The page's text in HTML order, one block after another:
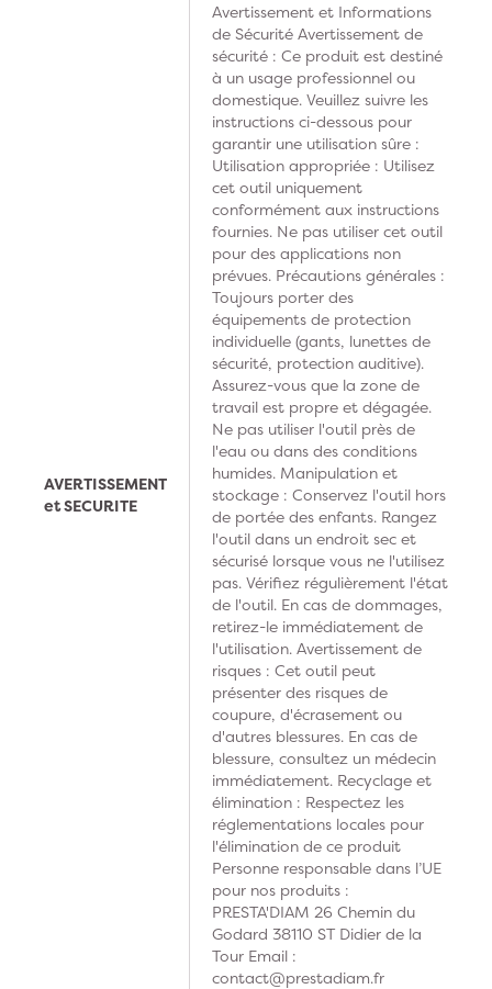
AVERTISSEMENT
et SECURITE
Avertissement et Informations
de Sécurité Avertissement de
sécurité : Ce produit est destiné
à un usage professionnel ou
domestique. Veuillez suivre les
instructions ci-dessous pour
garantir une utilisation sûre :
Utilisation appropriée : Utilisez
cet outil uniquement
conformément aux instructions
fournies. Ne pas utiliser cet outil
pour des applications non
prévues. Précautions générales :
Toujours porter des
équipements de protection
individuelle (gants, lunettes de
sécurité, protection auditive).
Assurez-vous que la zone de
travail est propre et dégagée.
Ne pas utiliser l'outil près de
l'eau ou dans des conditions
humides. Manipulation et
stockage : Conservez l'outil hors
de portée des enfants. Rangez
l'outil dans un endroit sec et
sécurisé lorsque vous ne l'utilisez
pas. Vérifiez régulièrement l'état
de l'outil. En cas de dommages,
retirez-le immédiatement de
l'utilisation. Avertissement de
risques : Cet outil peut
présenter des risques de
coupure, d'écrasement ou
d'autres blessures. En cas de
blessure, consultez un médecin
immédiatement. Recyclage et
élimination : Respectez les
réglementations locales pour
l'élimination de ce produit
Personne responsable dans l’UE
pour nos produits :
PRESTA'DIAM 26 Chemin du
Godard 38110 ST Didier de la
Tour Email :
contact@prestadiam.fr